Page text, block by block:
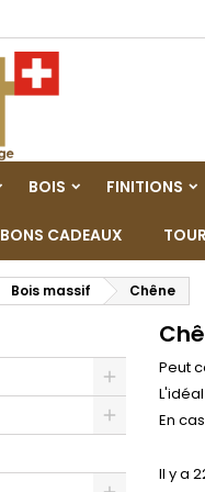
BOIS FINITIONS
BONS CADEAUX
Bois massif Chêne
Peut
En
Il y a